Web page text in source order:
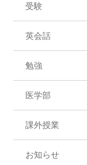
受験
英会話
勉強
医学部
課外授業
お知らせ